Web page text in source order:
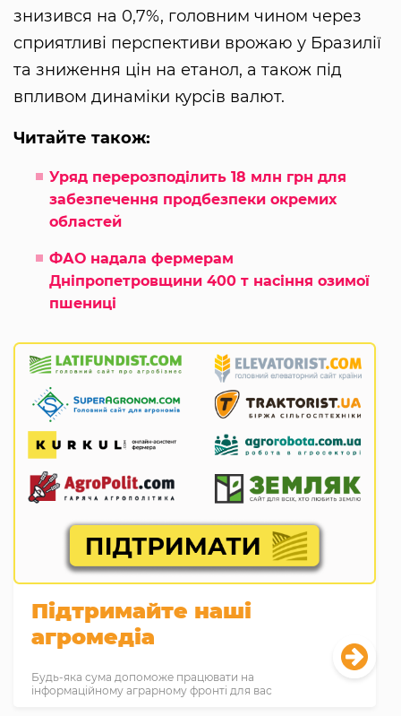
знизився на 0,7%, головним чином через
сприятливі перспективи врожаю у Бразилії
та зниження цін на етанол, а також під
впливом динаміки курсів валют.
Читайте також:
Уряд перерозподілить 18 млн грн для
забезпечення продбезпеки окремих
областей
ФАО надала фермерам
Дніпропетровщини 400 т насіння озимої
пшениці
Підтримайте наші
агромедіа
Будь-яка сума допоможе працювати на
інформаційному аграрному фронті для вас